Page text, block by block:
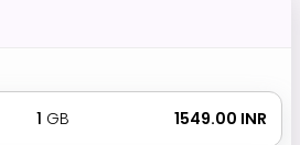
1 GB ₹ 1549.00 INR